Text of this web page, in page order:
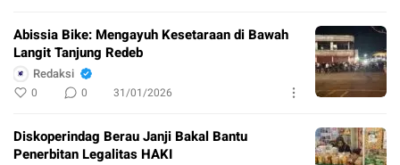
Abissia Bike: Mengayuh Kesetaraan di Bawah
Langit Tanjung Redeb
Redaksi
0 0 31/01/2026
Diskoperindag Berau Janji Bakal Bantu
Penerbitan Legalitas HAKI